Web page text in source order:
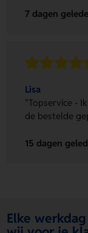
7 dagen
Lisa
"Topservice -
de bestelde
15 dagen
Elke